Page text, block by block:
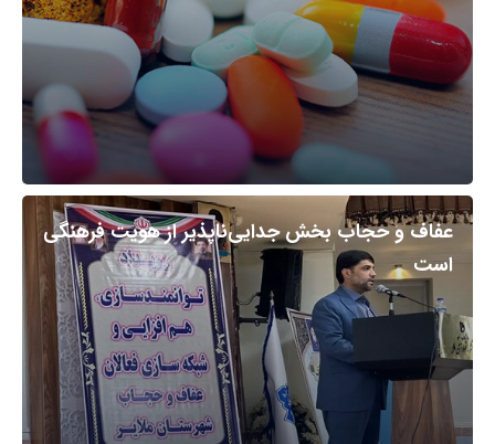
عفاف و حجاب بخش جدایی‌ناپذیر از هویت فرهنگی
است